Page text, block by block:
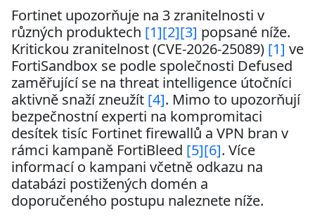
Fortinet upozorňuje na 3 zranitelnosti v
různých produktech [1][2][3] popsané níže.
Kritickou zranitelnost (CVE-2026-25089) [1] ve
FortiSandbox se podle společnosti Defused
zaměřující se na threat intelligence útočníci
aktivně snaží zneužít [4]. Mimo to upozorňují
bezpečnostní experti na kompromitaci
desítek tisíc Fortinet firewallů a VPN bran v
rámci kampaně FortiBleed [5][6]. Více
informací o kampani včetně odkazu na
databázi postižených domén a
doporučeného postupu naleznete níže.